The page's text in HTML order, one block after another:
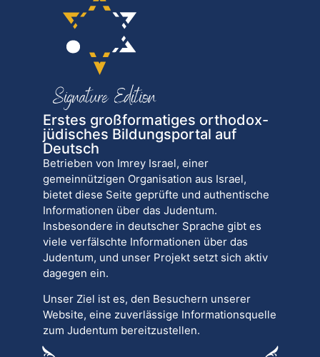
Erstes großformatiges orthodox-
jüdisches Bildungsportal auf
Deutsch
Betrieben von Imrey Israel, einer
gemeinnützigen Organisation aus Israel,
bietet diese Seite geprüfte und authentische
Informationen über das Judentum.
Insbesondere in deutscher Sprache gibt es
viele verfälschte Informationen über das
Judentum, und unser Projekt setzt sich aktiv
dagegen ein.
Unser Ziel ist es, den Besuchern unserer
Website, eine zuverlässige Informationsquelle
zum Judentum bereitzustellen.